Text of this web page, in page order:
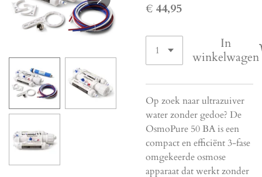
€ 44,95
In
winkelwagen
Op zoek naar ultrazuiver
water zonder gedoe? De
OsmoPure 50 BA is een
compact en efficiënt 3-fase
omgekeerde osmose
apparaat dat werkt zonder